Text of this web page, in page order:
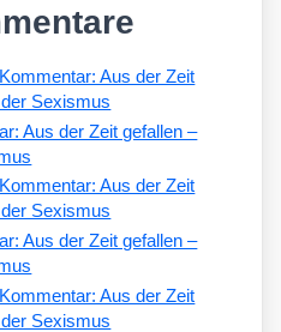
Kommentar: Aus der Zeit
Sexismus
Aus der Zeit gefallen –
Kommentar: Aus der Zeit
Sexismus
Aus der Zeit gefallen –
Kommentar: Aus der Zeit
Sexismus